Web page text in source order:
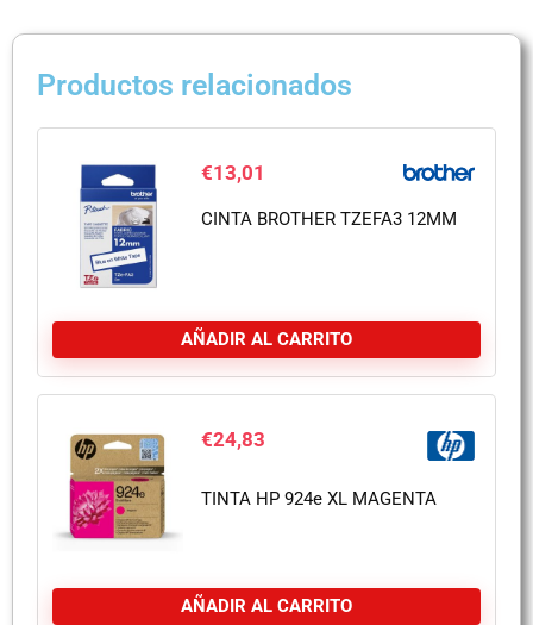
Productos relacionados
€13,01
CINTA BROTHER TZEFA3 12MM
AÑADIR AL CARRITO
€24,83
TINTA HP 924e XL MAGENTA
AÑADIR AL CARRITO